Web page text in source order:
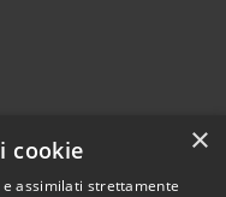
×
cookie
assimilati strettamente